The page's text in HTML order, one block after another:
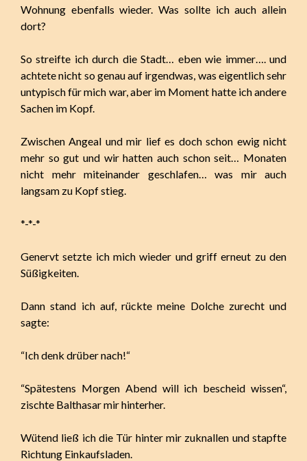
Wohnung ebenfalls wieder. Was sollte ich auch allein
dort?
So streifte ich durch die Stadt… eben wie immer…. und
achtete nicht so genau auf irgendwas, was eigentlich sehr
untypisch für mich war, aber im Moment hatte ich andere
Sachen im Kopf.
Zwischen Angeal und mir lief es doch schon ewig nicht
mehr so gut und wir hatten auch schon seit… Monaten
nicht mehr miteinander geschlafen… was mir auch
langsam zu Kopf stieg.
*-*-*
Genervt setzte ich mich wieder und griff erneut zu den
Süßigkeiten.
Dann stand ich auf, rückte meine Dolche zurecht und
sagte:
“Ich denk drüber nach!“
“Spätestens Morgen Abend will ich bescheid wissen“,
zischte Balthasar mir hinterher.
Wütend ließ ich die Tür hinter mir zuknallen und stapfte
Richtung Einkaufsladen.